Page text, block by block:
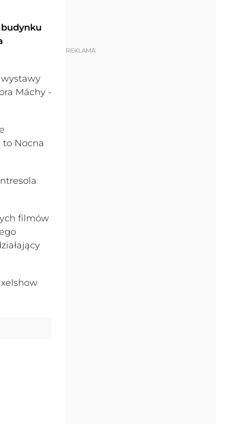
Máchy -
to Nocna
filmów
REKLAMA